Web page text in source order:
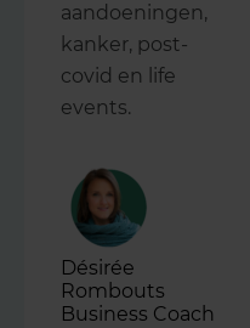
aandoeningen,
kanker, post-
covid en life
events.
Désirée
Rombouts
Business Coach